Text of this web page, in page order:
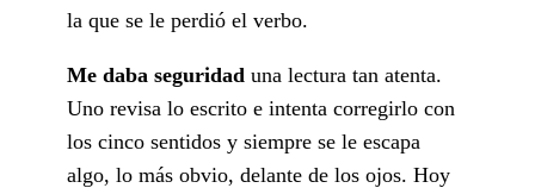
la que se le perdió el verbo.
Me daba seguridad una lectura tan atenta.
Uno revisa lo escrito e intenta corregirlo con
los cinco sentidos y siempre se le escapa
algo, lo más obvio, delante de los ojos. Hoy